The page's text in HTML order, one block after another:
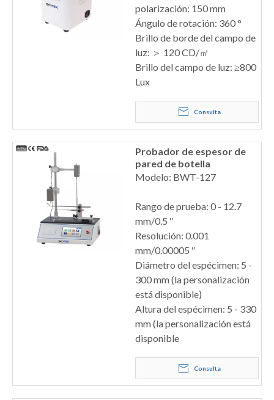
polarización: 150 mm
Ángulo de rotación: 360 °
Brillo de borde del campo de
luz: ＞ 120 CD/㎡
Brillo del campo de luz: ≥800
Lux
Consulta
Probador de espesor de
pared de botella
Modelo: BWT-127
Rango de prueba: 0 - 12.7
mm/0.5 ″
Resolución: 0.001
mm/0.00005 ″
Diámetro del espécimen: 5 -
300 mm (la personalización
está disponible)
Altura del espécimen: 5 - 330
mm (la personalización está
disponible
Consulta